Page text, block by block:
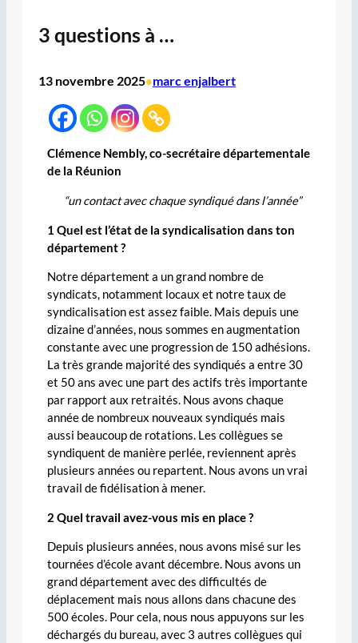
3 questions à …
13 novembre 2025•marc enjalbert
Clémence Nembly, co-secrétaire départementale
de la Réunion
“un contact avec chaque syndiqué dans l’année”
1 Quel est l’état de la syndicalisation dans ton
département ?
Notre département a un grand nombre de
syndicats, notamment locaux et notre taux de
syndicalisation est assez faible. Mais depuis une
dizaine d’années, nous sommes en augmentation
constante avec une progression de 150 adhésions.
La très grande majorité des syndiqués a entre 30
et 50 ans avec une part des actifs très importante
par rapport aux retraités. Nous avons chaque
année de nombreux nouveaux syndiqués mais
aussi beaucoup de rotations. Les collègues se
syndiquent de manière perlée, reviennent après
plusieurs années ou repartent. Nous avons un vrai
travail de fidélisation à mener.
2 Quel travail avez-vous mis en place ?
Depuis plusieurs années, nous avons misé sur les
tournées d’école avant décembre. Nous avons un
grand département avec des difficultés de
déplacement mais nous allons dans chacune des
500 écoles. Pour cela, nous nous appuyons sur les
déchargés du bureau, avec 3 autres collègues qui